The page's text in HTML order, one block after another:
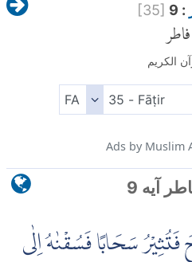
[35] : 9
فاطر
الكريم
Ads by Muslim
فَتُثِيْرُ سَحَابًا فَسُقْنٰهُ اِلٰى